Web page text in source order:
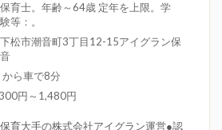
育士。年齢～64歳 定年を上限。学
等：。
松市潮音町3丁目12-15アイグラン保
から車で8分
円～1,480円
保育大手の株式会社アイグラン運営●認